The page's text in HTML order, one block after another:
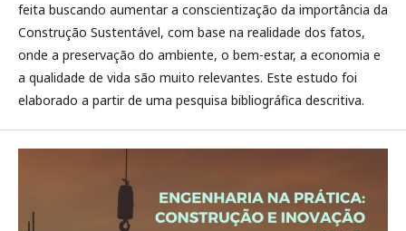
feita buscando aumentar a conscientização da importância da
Construção Sustentável, com base na realidade dos fatos,
onde a preservação do ambiente, o bem-estar, a economia e
a qualidade de vida são muito relevantes. Este estudo foi
elaborado a partir de uma pesquisa bibliográfica descritiva.